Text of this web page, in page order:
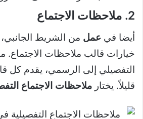
2. ملاحظات الاجتماع
أيضا في عمل من الشريط
خيارات قالب ملاحظات الاجتماع.
التفصيلي إلى الرسمي، يقدم كل
قليلاً. يختار ملاحظات الاجتماع